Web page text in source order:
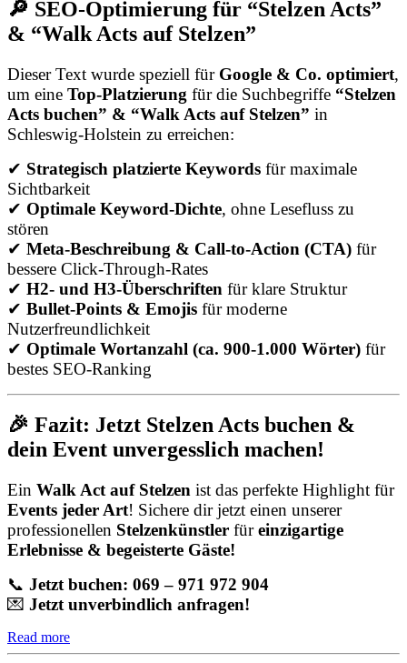
🔎 SEO-Optimierung für “Stelzen Acts”
& “Walk Acts auf Stelzen”
Dieser Text wurde speziell für Google & Co. optimiert,
um eine Top-Platzierung für die Suchbegriffe “Stelzen
Acts buchen” & “Walk Acts auf Stelzen” in
Schleswig-Holstein zu erreichen:
✔ Strategisch platzierte Keywords für maximale
Sichtbarkeit
✔ Optimale Keyword-Dichte, ohne Lesefluss zu
stören
✔ Meta-Beschreibung & Call-to-Action (CTA) für
bessere Click-Through-Rates
✔ H2- und H3-Überschriften für klare Struktur
✔ Bullet-Points & Emojis für moderne
Nutzerfreundlichkeit
✔ Optimale Wortanzahl (ca. 900-1.000 Wörter) für
bestes SEO-Ranking
🎉 Fazit: Jetzt Stelzen Acts buchen &
dein Event unvergesslich machen!
Ein Walk Act auf Stelzen ist das perfekte Highlight für
Events jeder Art! Sichere dir jetzt einen unserer
professionellen Stelzenkünstler füreinzigartige
Erlebnisse & begeisterte Gäste!
📞 Jetzt buchen: 069 – 971 972 904
💌 Jetzt unverbindlich anfragen!
Read more